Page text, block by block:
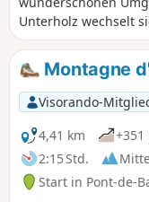
Unterholz wechselt
Ausblicken auf
schönen Panoramen.
Runde gegen den
ist der Aufstieg
beim Abstieg einen
Pont-de-Barret vor
Montagne
Visorando-
4,41 km
+351
2:15 Std.
Start in Pont-de-